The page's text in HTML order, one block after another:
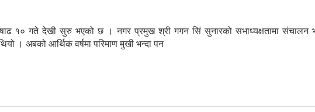
गते देखी सुरु भएको छ । नगर प्रमुख श्री गगन सिं सुनारको सभाध्यक्षतामा संचालन
। अबको आर्थिक वर्षमा परिमाण मुखी भन्दा पन